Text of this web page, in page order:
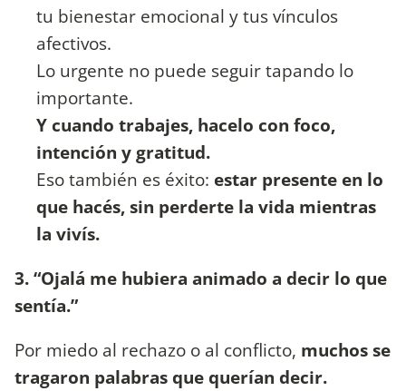
tu bienestar emocional y tus vínculos
afectivos.
Lo urgente no puede seguir tapando lo
importante.
Y cuando trabajes, hacelo con foco,
intención y gratitud.
Eso también es éxito: estar presente en lo
que hacés, sin perderte la vida mientras
la vivís.
3. “Ojalá me hubiera animado a decir lo que
sentía.”
Por miedo al rechazo o al conflicto, muchos se
tragaron palabras que querían decir.